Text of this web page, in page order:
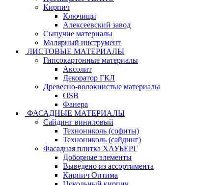
Кирпич
Ключищи
Алексеевский завод
Сыпучие материалы
Малярный инструмент
ЛИСТОВЫЕ МАТЕРИАЛЫ
Гипсокартонные материалы
Аксолит
Декоратор ГКЛ
Древесно-волокнистые материалы
OSB
Фанера
ФАСАДНЫЕ МАТЕРИАЛЫ
Сайдинг виниловый
Технониколь (софиты)
Технониколь (сайдинг)
Фасадная плитка ХАУБЕРГ
Доборные элементы
Выведено из ассортимента
Кирпич Оптима